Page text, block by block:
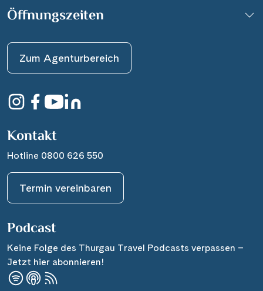
Öffnungszeiten
Zum Agenturbereich
Kontakt
Hotline 0800 626 550
Termin vereinbaren
Podcast
Keine Folge des Thurgau Travel Podcasts verpassen –
Jetzt hier abonnieren!